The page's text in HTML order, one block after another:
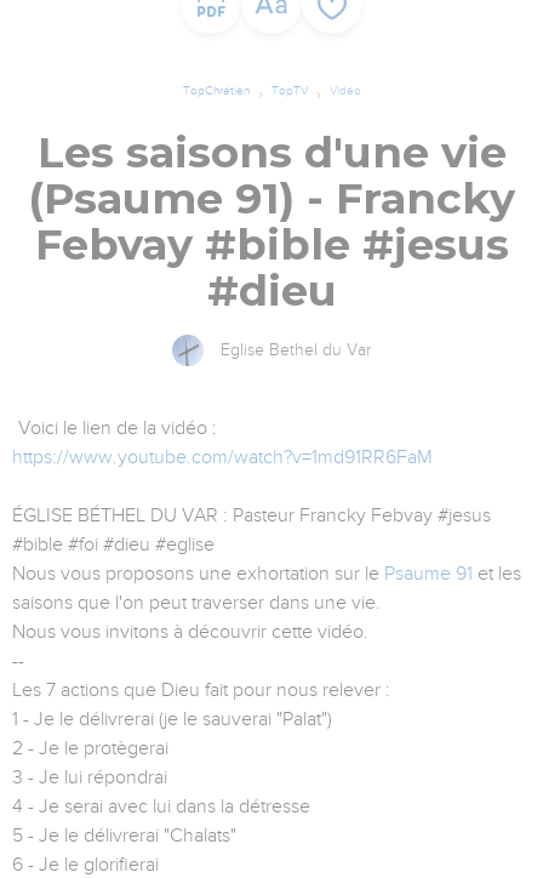
TopChrétien TopTV Vidéo
Les saisons d'une vie
(Psaume 91) - Francky
Febvay #bible #jesus
#dieu
Eglise Bethel du Var
Voici le lien de la vidéo :
https://www.youtube.com/watch?v=1md91RR6FaM
ÉGLISE BÉTHEL DU VAR : Pasteur Francky Febvay #jesus
#bible #foi #dieu #eglise
Nous vous proposons une exhortation sur le Psaume 91 et les
saisons que l'on peut traverser dans une vie.
Nous vous invitons à découvrir cette vidéo.
--
Les 7 actions que Dieu fait pour nous relever :
1 - Je le délivrerai (je le sauverai "Palat")
2 - Je le protègerai
3 - Je lui répondrai
4 - Je serai avec lui dans la détresse
5 - Je le délivrerai "Chalats"
6 - Je le glorifierai